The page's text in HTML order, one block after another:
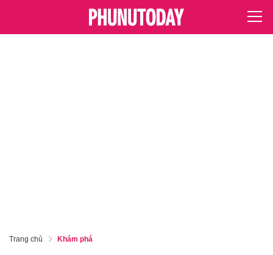
Trang chủ Khám phá